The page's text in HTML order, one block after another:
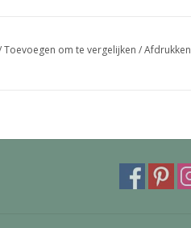
kan ingegraveerd worden
Toevoegen om te vergelijken /Afdrukken